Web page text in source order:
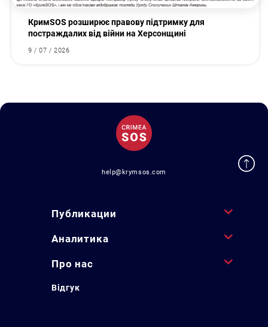
КримSOS розширює правову підтримку для
постраждалих від війни на Херсонщині
9 / 07 / 2026
help@krymsos.com
Публикации
Аналитика
Про нас
Відгук